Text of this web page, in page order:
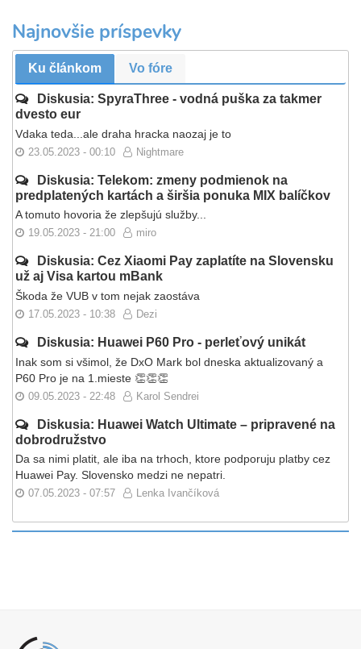
Najnovšie príspevky
Ku článkom Vo fóre
Diskusia: SpyraThree - vodná puška za takmer
dvesto eur
Vdaka teda...ale draha hracka naozaj je to
23.05.2023 - 00:10 Nightmare
Diskusia: Telekom: zmeny podmienok na
predplatených kartách a širšia ponuka MIX balíčkov
A tomuto hovoria že zlepšujú služby...
19.05.2023 - 21:00 miro
Diskusia: Cez Xiaomi Pay zaplatíte na Slovensku
už aj Visa kartou mBank
Škoda že VUB v tom nejak zaostáva
17.05.2023 - 10:38 Dezi
Diskusia: Huawei P60 Pro - perleťový unikát
Inak som si všimol, že DxO Mark bol dneska aktualizovaný a
P60 Pro je na 1.mieste 👏👏👏
09.05.2023 - 22:48 Karol Sendrei
Diskusia: Huawei Watch Ultimate – pripravené na
dobrodružstvo
Da sa nimi platit, ale iba na trhoch, ktore podporuju platby cez
Huawei Pay. Slovensko medzi ne nepatri.
07.05.2023 - 07:57 Lenka Ivančíková